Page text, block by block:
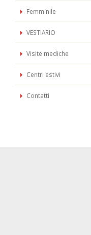
Femminile
VESTIARIO
Visite mediche
Centri estivi
Contatti